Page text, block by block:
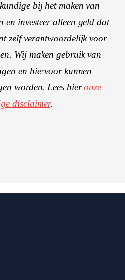
bij het maken van
en investeer alleen geld dat
zelf verantwoordelijk voor
Wij maken gebruik van
en hiervoor kunnen
worden. Lees hieronze
disclaimer.